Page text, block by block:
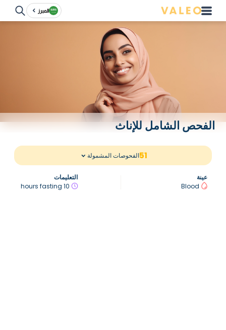
المبرز
الفحص الشامل للإناث
51الفحوصات المشمولة
عينة
Blood
التعليمات
10 hours fasting